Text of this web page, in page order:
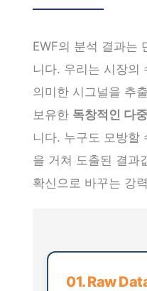
EWF의 분석 결과는
니다. 우리는 시장의
의미한 시그널을 추
보유한 독창적인 다
니다. 누구도 모방할
을 거쳐 도출된 결과
확신으로 바꾸는 강
01. Raw